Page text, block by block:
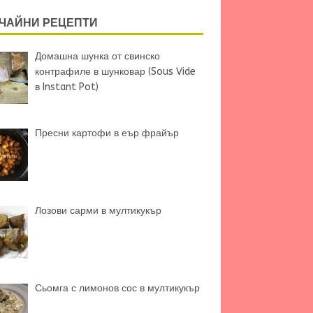
РЕЦЕПТИ
Домашна шунка от свинско
контрафиле в шунковар (Sous Vide
в Instant Pot)
Пресни картофи в еър фрайър
Лозови сарми в мултикукър
Сьомга с лимонов сос в мултикукър